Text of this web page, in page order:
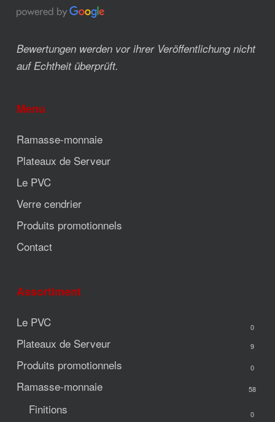
Bewertungen werden vor ihrer Veröffentlichung nicht
auf Echtheit überprüft.
Menu
Ramasse-monnaie
Plateaux de Serveur
Le PVC
Verre cendrier
Produits promotionnels
Contact
Assortiment
Le PVC 0
Plateaux de Serveur 9
Produits promotionnels 0
Ramasse-monnaie 58
Finitions 0